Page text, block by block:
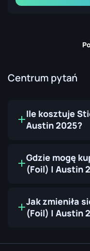
Centrum pytań
Ile kosztuje
Austin 2025?
Gdzie mogę
(Foil) | Austin
Jak zmieniła
(Foil) | Austin